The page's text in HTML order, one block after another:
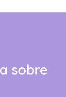
sobre